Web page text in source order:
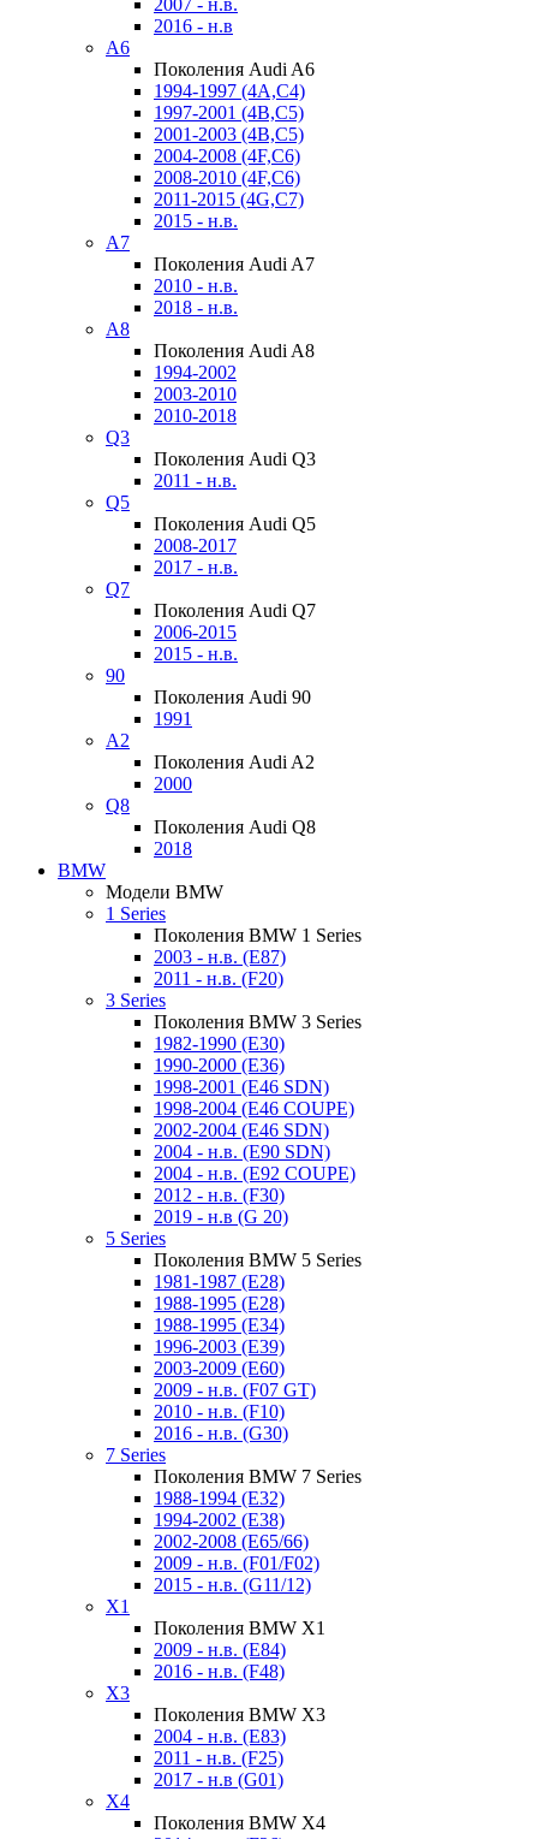
2007 - н.в.
2016 - н.в
A6
Поколения Audi A6
1994-1997 (4A,C4)
1997-2001 (4B,C5)
2001-2003 (4B,C5)
2004-2008 (4F,C6)
2008-2010 (4F,C6)
2011-2015 (4G,C7)
2015 - н.в.
A7
Поколения Audi A7
2010 - н.в.
2018 - н.в.
A8
Поколения Audi A8
1994-2002
2003-2010
2010-2018
Q3
Поколения Audi Q3
2011 - н.в.
Q5
Поколения Audi Q5
2008-2017
2017 - н.в.
Q7
Поколения Audi Q7
2006-2015
2015 - н.в.
90
Поколения Audi 90
1991
A2
Поколения Audi A2
2000
Q8
Поколения Audi Q8
2018
BMW
Модели BMW
1 Series
Поколения BMW 1 Series
2003 - н.в. (E87)
2011 - н.в. (F20)
3 Series
Поколения BMW 3 Series
1982-1990 (E30)
1990-2000 (E36)
1998-2001 (E46 SDN)
1998-2004 (E46 COUPE)
2002-2004 (E46 SDN)
2004 - н.в. (E90 SDN)
2004 - н.в. (E92 COUPE)
2012 - н.в. (F30)
2019 - н.в (G 20)
5 Series
Поколения BMW 5 Series
1981-1987 (E28)
1988-1995 (E28)
1988-1995 (E34)
1996-2003 (E39)
2003-2009 (E60)
2009 - н.в. (F07 GT)
2010 - н.в. (F10)
2016 - н.в. (G30)
7 Series
Поколения BMW 7 Series
1988-1994 (E32)
1994-2002 (E38)
2002-2008 (E65/66)
2009 - н.в. (F01/F02)
2015 - н.в. (G11/12)
X1
Поколения BMW X1
2009 - н.в. (E84)
2016 - н.в. (F48)
X3
Поколения BMW X3
2004 - н.в. (E83)
2011 - н.в. (F25)
2017 - н.в (G01)
X4
Поколения BMW X4